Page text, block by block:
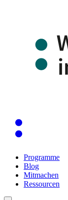
Programme
Blog
Mitmachen
Ressourcen